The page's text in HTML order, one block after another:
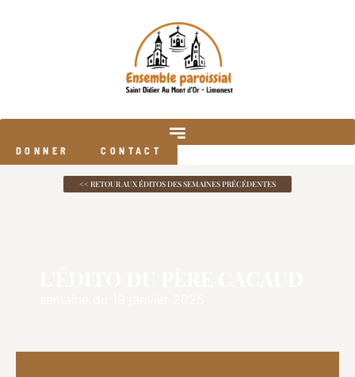
DONNER CONTACT
<< RETOUR AUX ÉDITOS DES SEMAINES PRÉCÉDENTES